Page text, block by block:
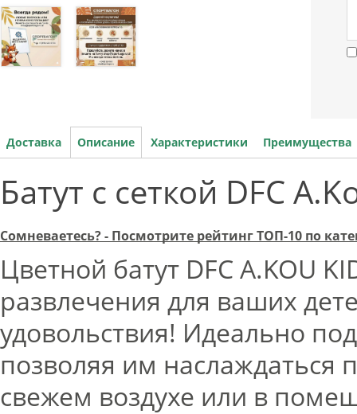
Доставка Описание Характеристики Преимущества
Батут с сеткой DFC
Сомневаетесь? - Посмотрите рейтинг ТОП-10 по
Цветной батут DFC A.KOU
развлечения для ваших
удовольствия! Идеально
позволяя им
свежем воздухе или в